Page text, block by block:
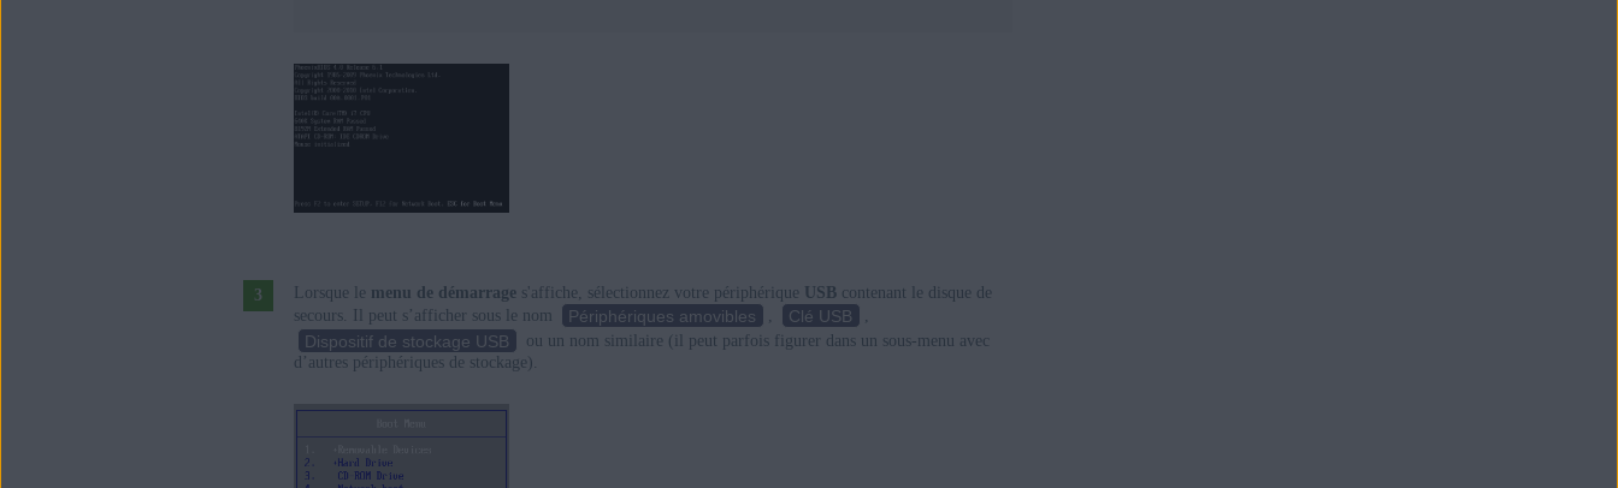
Lorsque le menu de démarrage s'affiche, sélectionnez votre périphérique USB contenant le disque de
secours. Il peut s’afficher sous le nom
Périphériques amovibles , Clé USB ,
Dispositif de stockage USB
ou un nom similaire (il peut parfois figurer dans un sous-menu avec
d’autres périphériques de stockage).